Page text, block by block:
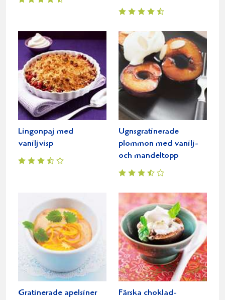
Lingonpaj med
vaniljvisp
Ugnsgratinerade
plommon med vanilj-
och mandeltopp
Gratinerade apelsiner
Färska choklad-